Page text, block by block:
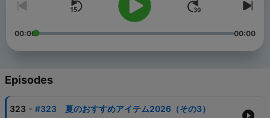
00:00 00:00
Episodes
323 - #323 夏のおすすめアイテム2026（その3）